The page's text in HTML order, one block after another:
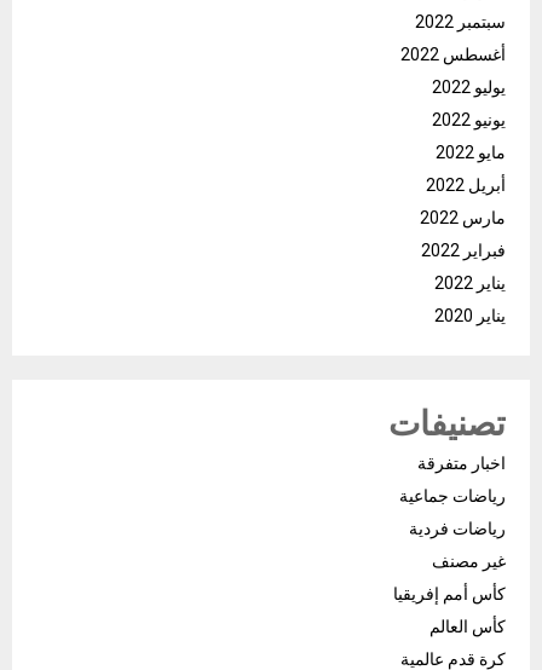
سبتمبر 2022
أغسطس 2022
يوليو 2022
يونيو 2022
مايو 2022
أبريل 2022
مارس 2022
فبراير 2022
يناير 2022
يناير 2020
تصنيفات
اخبار متفرقة
رياضات جماعية
رياضات فردية
غير مصنف
كأس أمم إفريقيا
كأس العالم
كرة قدم عالمية